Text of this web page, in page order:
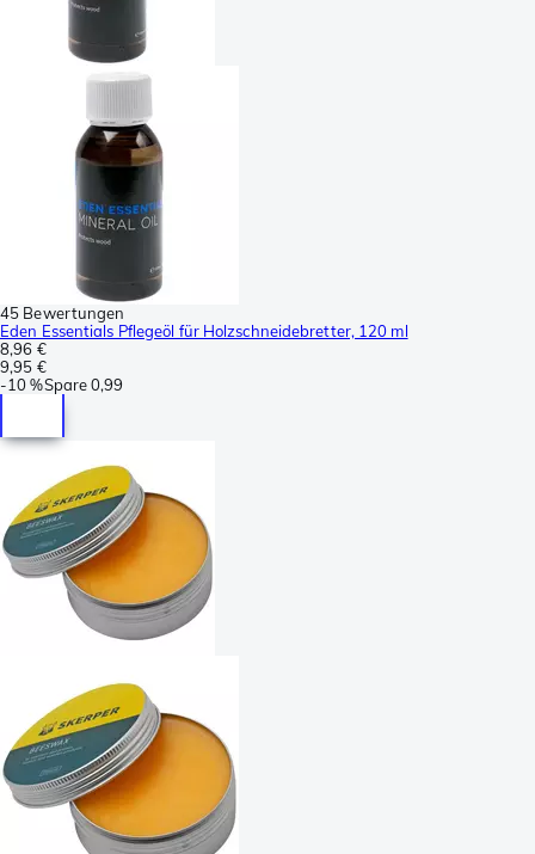
45 Bewertungen
Eden Essentials Pflegeöl für Holzschneidebretter, 120 ml
8,96 €
9,95 €
-10 %Spare0,99